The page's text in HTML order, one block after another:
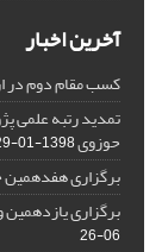
آخرین اخبار
کسب مقام دوم در
تمدید رتبه علمی
حوزوی1398-01-29
برگزاری هفدهمین
برگزاری
06-26